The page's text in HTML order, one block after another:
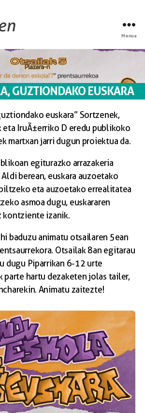
Menua
GUZTIONDAKO EUSKARA
euskara” Sortzenek,
eta IruÃ±erriko D eredu publikoko
martxan jarri dugun proiektua da.
egiturazko arrazakeria
berean, euskara auzoetako
eta auzoetako errealitatea
asmoa dugu, euskararen
kontziente izanik.
baduzu animatu otsailaren 5ean
Otsailak 8an egitarau
dugu Piparrikan 6-12 urte
parte hartu dezaketen jolas tailer,
Animatu zaitezte!